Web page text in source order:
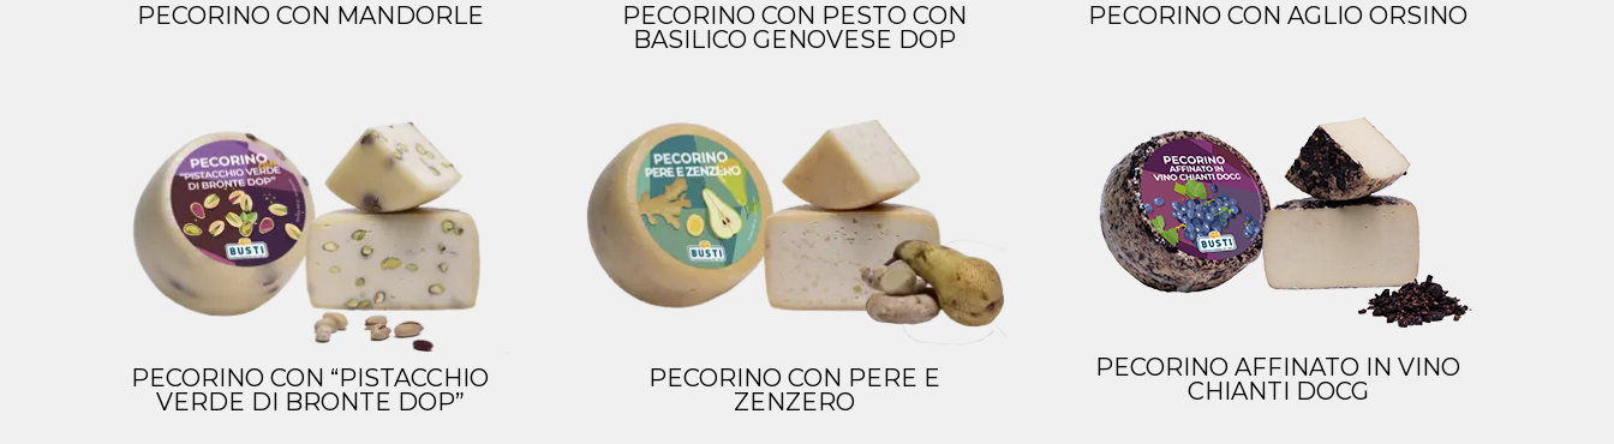
PECORINO CON MANDORLE
PECORINO CON PESTO CON
BASILICO GENOVESE DOP
PECORINO CON AGLIO ORSINO
PECORINO CON “PISTACCHIO
VERDE DI BRONTE DOP”
PECORINO CON PERE E
ZENZERO
PECORINO AFFINATO IN VINO
CHIANTI DOCG